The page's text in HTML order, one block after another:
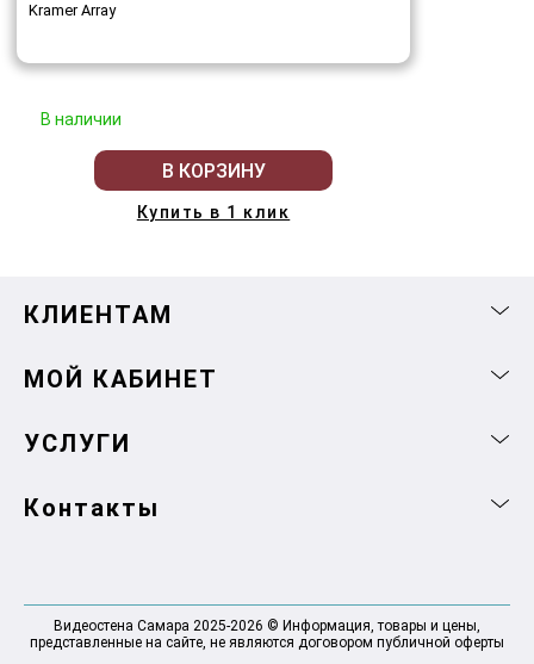
Kramer Array
В наличии
В КОРЗИНУ
Купить в 1 клик
КЛИЕНТАМ
МОЙ КАБИНЕТ
УСЛУГИ
Контакты
Видеостена Самара 2025-2026 © Информация, товары и цены,
представленные на сайте, не являются договором публичной оферты